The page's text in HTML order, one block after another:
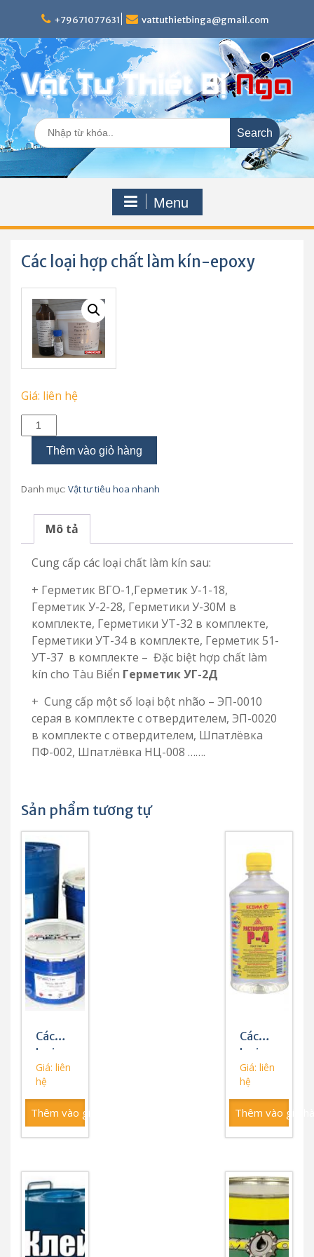
+79671077631 vattuthietbinga@gmail.com
Search
for:
Menu
Các loại hợp chất làm kín-epoxy
Giá: liên hệ
loại
kín-
Thêm vào giỏ hàng
Danh mục: Vật tư tiêu hoa nhanh
Mô tả
Cung cấp các loại chất làm kín sau:
+ Герметик ВГО-1,Герметик У-1-18,
Герметик У-2-28, Герметики У-30M в
комплекте, Герметики УТ-32 в комплекте,
Герметики УТ-34 в комплекте, Герметик 51-
УТ-37 в комплекте – Đặc biệt hợp chất làm
kín cho Tàu Biển Герметик УГ-2Д
+ Cung cấp một số loại bột nhão – ЭП-0010
серая в комплекте с отвердителем, ЭП-0020
в комплекте с отвердителем, Шпатлёвка
ПФ-002, Шпатлёвка НЦ-008 …….
Sản phẩm tương tự
Các
loại
sơn
Giá: liên
hệ
Thêm vào giỏ hàng
Các
loại
dung
môi
Giá: liên
hệ
Thêm vào giỏ